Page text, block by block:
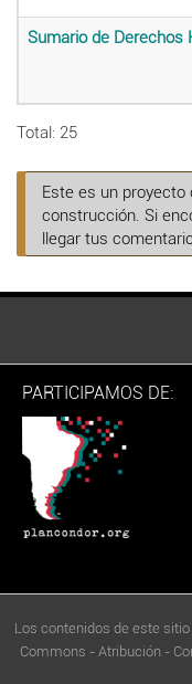
Sumario de Derechos
Total: 25
Este es un
construcción. Si
llegar tus
PARTICIPAMOS DE:
Los contenidos de este
Commons - Atribución -